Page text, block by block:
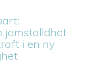
jämställdhet
i en ny